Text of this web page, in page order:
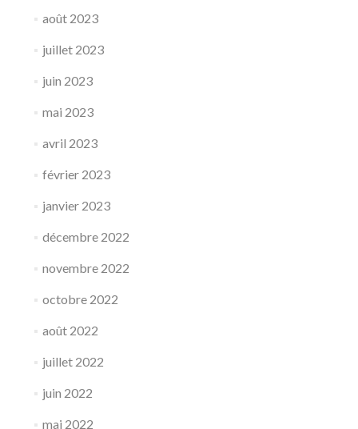
août 2023
juillet 2023
juin 2023
mai 2023
avril 2023
février 2023
janvier 2023
décembre 2022
novembre 2022
octobre 2022
août 2022
juillet 2022
juin 2022
mai 2022